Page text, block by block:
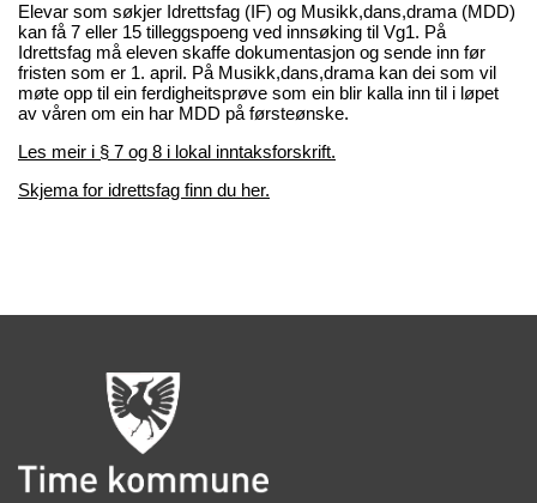
Elevar som søkjer Idrettsfag (IF) og Musikk,dans,drama (MDD)
kan få 7 eller 15 tilleggspoeng ved innsøking til Vg1. På
Idrettsfag må eleven skaffe dokumentasjon og sende inn før
fristen som er 1. april. På Musikk,dans,drama kan dei som vil
møte opp til ein ferdigheitsprøve som ein blir kalla inn til i løpet
av våren om ein har MDD på førsteønske.
Les meir i § 7 og 8 i lokal inntaksforskrift.
Skjema for idrettsfag finn du her.